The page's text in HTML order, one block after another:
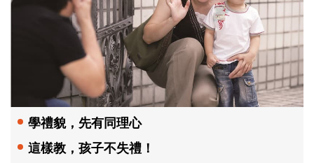
學禮貌，先有同理心
這樣教，孩子不失禮！